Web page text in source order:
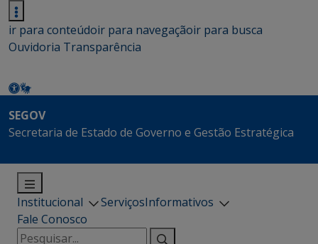
ir para conteúdoir para navegaçãoir para busca
Ouvidoria Transparência
SEGOV
Secretaria de Estado de Governo e Gestão Estratégica
Institucional ServiçosInformativos
Fale Conosco
Pesquisar